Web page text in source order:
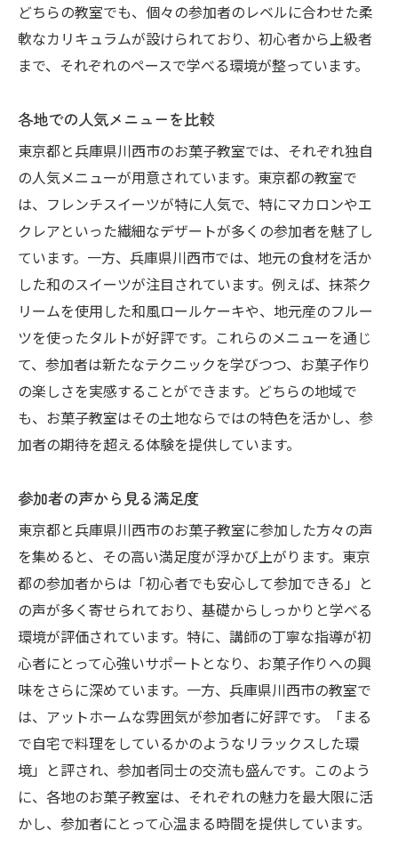
どちらの教室でも、個々の参加者のレベルに合わせた柔
軟なカリキュラムが設けられており、初心者から上級者
まで、それぞれのペースで学べる環境が整っています。
各地での人気メニューを比較
東京都と兵庫県川西市のお菓子教室では、それぞれ独自
の人気メニューが用意されています。東京都の教室で
は、フレンチスイーツが特に人気で、特にマカロンやエ
クレアといった繊細なデザートが多くの参加者を魅了し
ています。一方、兵庫県川西市では、地元の食材を活か
した和のスイーツが注目されています。例えば、抹茶ク
リームを使用した和風ロールケーキや、地元産のフルー
ツを使ったタルトが好評です。これらのメニューを通じ
て、参加者は新たなテクニックを学びつつ、お菓子作り
の楽しさを実感することができます。どちらの地域で
も、お菓子教室はその土地ならではの特色を活かし、参
加者の期待を超える体験を提供しています。
参加者の声から見る満足度
東京都と兵庫県川西市のお菓子教室に参加した方々の声
を集めると、その高い満足度が浮かび上がります。東京
都の参加者からは「初心者でも安心して参加できる」と
の声が多く寄せられており、基礎からしっかりと学べる
環境が評価されています。特に、講師の丁寧な指導が初
心者にとって心強いサポートとなり、お菓子作りへの興
味をさらに深めています。一方、兵庫県川西市の教室で
は、アットホームな雰囲気が参加者に好評です。「まる
で自宅で料理をしているかのようなリラックスした環
境」と評され、参加者同士の交流も盛んです。このよう
に、各地のお菓子教室は、それぞれの魅力を最大限に活
かし、参加者にとって心温まる時間を提供しています。